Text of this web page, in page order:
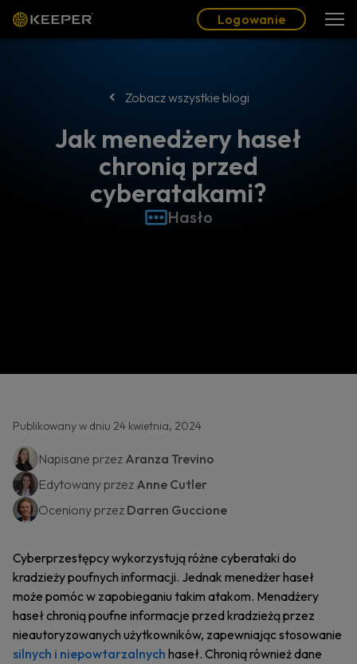
Logowanie
Zobacz wszystkie blogi
Jak menedżery haseł
chronią przed
cyberatakami?
Hasło
Publikowany w dniu 24 kwietnia, 2024
Napisane przez Aranza Trevino
Edytowany przez Anne Cutler
Oceniony przez Darren Guccione
Cyberprzestępcy wykorzystują różne cyberataki do
kradzieży poufnych informacji. Jednak menedżer haseł
może pomóc w zapobieganiu takim atakom. Menadżery
haseł chronią poufne informacje przed kradzieżą przez
nieautoryzowanych użytkowników, zapewniając stosowanie
silnych i niepowtarzalnych haseł. Chronią również dane